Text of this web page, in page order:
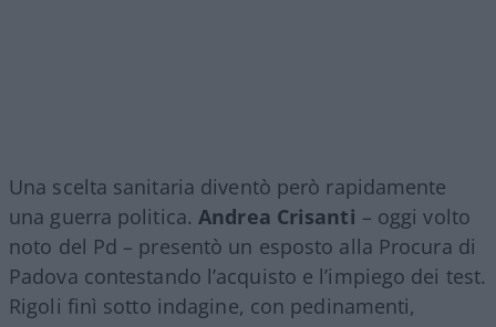
Una scelta sanitaria diventò però rapidamente
una guerra politica.Andrea Crisanti – oggi volto
noto del Pd – presentò un esposto alla Procura di
Padova contestando l’acquisto e l’impiego dei test.
Rigoli finì sotto indagine, con pedinamenti,